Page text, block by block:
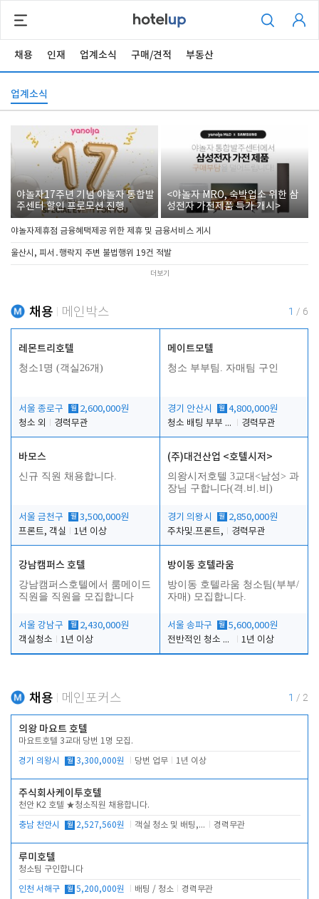
채용 인재 업계소식 구매/견적 부동산
업계소식
야놀자17주년 기념 야놀자 통합발
주센터 할인 프로모션 진행
<야놀자 MRO, 숙박업소 위한 삼
성전자 가전제품 특가 개시>
야놀자제휴점 금융혜택제공 위한 제휴 및 금융서비스 게시
울산시, 피서․행락지 주변 불법행위 19건 적발
더보기
채용 메인박스 1 / 6
레몬트리호텔
청소1명 (객실26개)
서울 종로구 월 2,600,000원
청소 외
경력무관
메이트모텔
청소 부부팀. 자매팀 구인
경기 안산시 월 4,800,000원
청소 배팅 부부 구합니다
경력무관
바모스
신규 직원 채용합니다.
서울 금천구 월 3,500,000원
프론트, 객실
1년 이상
(주)대건산업 <호텔시저>
의왕시저호텔 3교대<남성> 과
장님 구합니다(격.비.비)
경기 의왕시 월 2,850,000원
주차및.프론트,
경력무관
강남캠퍼스 호텔
강남캠퍼스호텔에서 룸메이드
직원을 직원을 모집합니다
서울 강남구 월 2,430,000원
객실청소
1년 이상
방이동 호텔라움
방이동 호텔라움 청소팀(부부/
자매) 모집합니다.
서울 송파구 월 5,600,000원
전반적인 청소 업무(객실청소.객실정리)
1년 이상
채용 메인포커스 1 / 2
의왕 마요트 호텔
마요트호텔 3교대 당번 1명 모집.
경기 의왕시 월 3,300,000원 당번 업무 1년 이상
주식회사케이투호텔
천안 K2 호텔 ★청소직원 채용합니다.
충남 천안시 월 2,527,560원 객실 청소 및 배팅, 주변 시설 청소 경력무관
루미호텔
청소팀 구인합니다
인천 서해구 월 5,200,000원 배팅 / 청소 경력무관